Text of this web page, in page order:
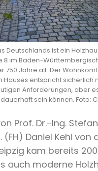
Deutschlands ist ein
8 im Baden-
750 Jahre alt. Der
Hauses entspricht sicherlich
Anforderungen, aber
sein können. Foto:
Prof. Dr.-Ing.
(FH) Daniel Kehl von
kam bereits
auch moderne